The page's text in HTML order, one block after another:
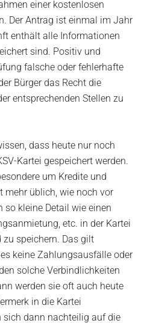
einer kostenlosen
Der Antrag ist einmal im Jahr
enthält alle Informationen
sind. Positiv und
falsche oder fehlerhafte
Bürger das Recht die
entsprechenden Stellen zu
dass heute nur noch
Kartei gespeichert werden.
um Kredite und
mehr üblich, wie noch vor
so kleine Detail wie einen
etc. in der Kartei
speichern. Das gilt
keine Zahlungsausfälle oder
solche Verbindlichkeiten
werden sie oft auch heute
in die Kartei
dann nachteilig auf die